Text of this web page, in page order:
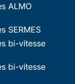
ALMO
SERMES
bi-vitesse
bi-vitesse